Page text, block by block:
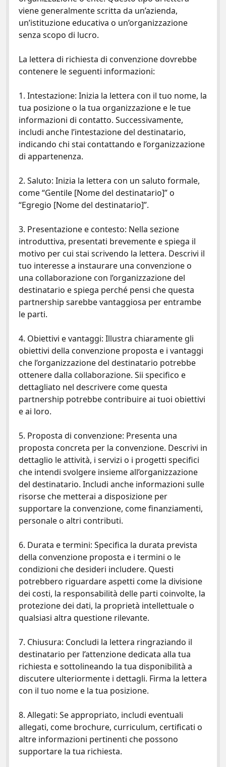
viene generalmente scritta da un’azienda,
un’istituzione educativa o un’organizzazione
senza scopo di lucro.
La lettera di richiesta di convenzione dovrebbe
contenere le seguenti informazioni:
1. Intestazione: Inizia la lettera con il tuo nome, la
tua posizione o la tua organizzazione e le tue
informazioni di contatto. Successivamente,
includi anche l’intestazione del destinatario,
indicando chi stai contattando e l’organizzazione
di appartenenza.
2. Saluto: Inizia la lettera con un saluto formale,
come “Gentile [Nome del destinatario]” o
“Egregio [Nome del destinatario]”.
3. Presentazione e contesto: Nella sezione
introduttiva, presentati brevemente e spiega il
motivo per cui stai scrivendo la lettera. Descrivi il
tuo interesse a instaurare una convenzione o
una collaborazione con l’organizzazione del
destinatario e spiega perché pensi che questa
partnership sarebbe vantaggiosa per entrambe
le parti.
4. Obiettivi e vantaggi: Illustra chiaramente gli
obiettivi della convenzione proposta e i vantaggi
che l’organizzazione del destinatario potrebbe
ottenere dalla collaborazione. Sii specifico e
dettagliato nel descrivere come questa
partnership potrebbe contribuire ai tuoi obiettivi
e ai loro.
5. Proposta di convenzione: Presenta una
proposta concreta per la convenzione. Descrivi in
dettaglio le attività, i servizi o i progetti specifici
che intendi svolgere insieme all’organizzazione
del destinatario. Includi anche informazioni sulle
risorse che metterai a disposizione per
supportare la convenzione, come finanziamenti,
personale o altri contributi.
6. Durata e termini: Specifica la durata prevista
della convenzione proposta e i termini o le
condizioni che desideri includere. Questi
potrebbero riguardare aspetti come la divisione
dei costi, la responsabilità delle parti coinvolte, la
protezione dei dati, la proprietà intellettuale o
qualsiasi altra questione rilevante.
7. Chiusura: Concludi la lettera ringraziando il
destinatario per l’attenzione dedicata alla tua
richiesta e sottolineando la tua disponibilità a
discutere ulteriormente i dettagli. Firma la lettera
con il tuo nome e la tua posizione.
8. Allegati: Se appropriato, includi eventuali
allegati, come brochure, curriculum, certificati o
altre informazioni pertinenti che possono
supportare la tua richiesta.